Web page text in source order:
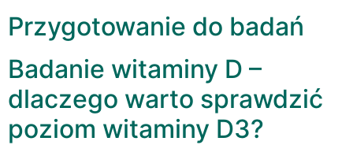
Przygotowanie do badań
Badanie witaminy D –
dlaczego warto sprawdzić
poziom witaminy D3?